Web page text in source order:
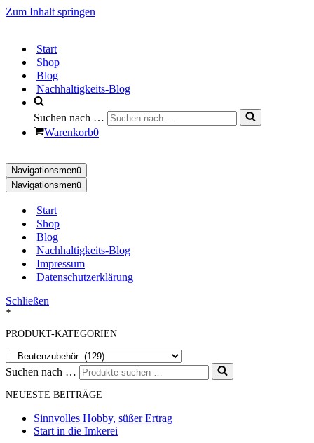
Zum Inhalt springen
Start
Shop
Blog
Nachhaltigkeits-Blog
Suchen nach …
Warenkorb0
Navigationsmenü
Navigationsmenü
Start
Shop
Blog
Nachhaltigkeits-Blog
Impressum
Datenschutzerklärung
Schließen
*
PRODUKT-KATEGORIEN
Suchen nach …
NEUESTE BEITRÄGE
Sinnvolles Hobby, süßer Ertrag
Start in die Imkerei